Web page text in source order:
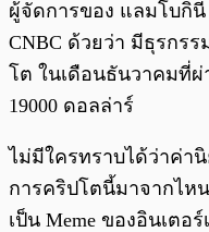
ผู้จัดการของ แลมโบกินี่
CNBC ด้วยว่า มีธุรกร
โต ในเดือนธันวาคมที่ผ่
19000 ดอลล่าร์
ไม่มีใครทราบได้ว่าค่า
การคริปโตนี้มาจากไห
เป็น Meme ของอินเต